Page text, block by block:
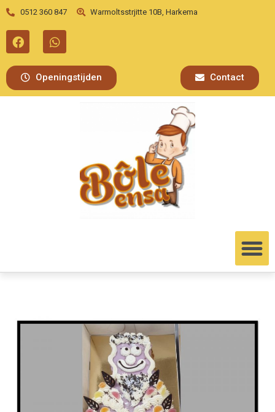
0512 360 847 Warmoltsstrjitte 10B, Harkema
Openingstijden Contact